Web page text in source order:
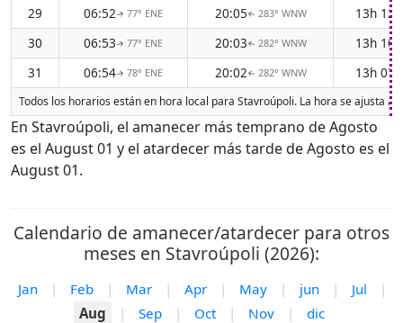
29 06:52↑ 77° ENE 20:05↑ 283° WNW
13h
30
06:53↑ 77° ENE 20:03↑ 282° WNW
13h
31
06:54↑ 78° ENE 20:02↑ 282° WNW 13h
Todos los horarios están en hora local para Stavroúpoli. La hora se ajusta
En Stavroúpoli, el amanecer más temprano de Agosto
es el August 01 y el atardecer más tarde de Agosto es el
August 01.
Calendario de amanecer/atardecer para otros
meses en Stavroúpoli (2026):
Jan | Feb | Mar | Apr | May | jun | Jul
|
Aug
| Sep | Oct | Nov | dic